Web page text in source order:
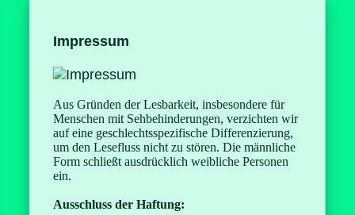
Impressum
Aus Gründen der Lesbarkeit, insbesondere für
Menschen mit Sehbehinderungen, verzichten wir
auf eine geschlechtsspezifische Differenzierung,
um den Lesefluss nicht zu stören. Die männliche
Form schließt ausdrücklich weibliche Personen
ein.
Ausschluss der Haftung: